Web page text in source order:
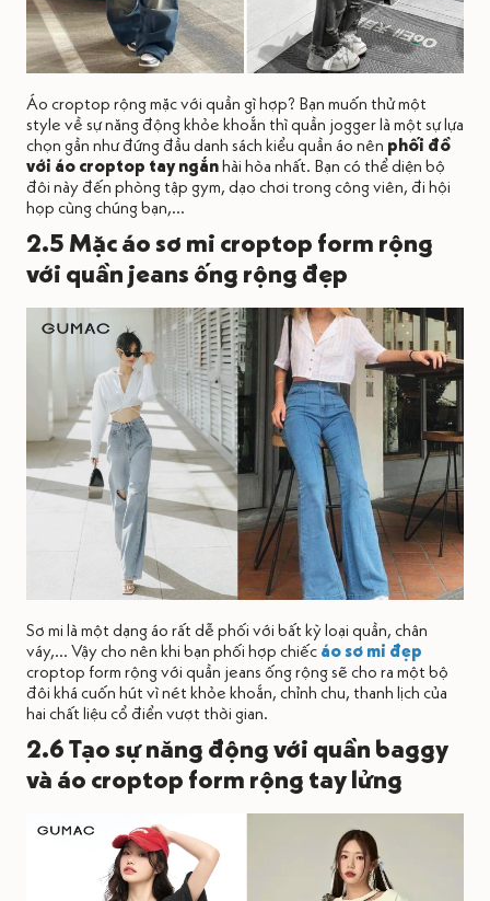
Áo croptop rộng mặc với quần gì hợp? Bạn muốn thử một
style về sự năng động khỏe khoắn thì quần jogger là một sự lựa
chọn gần như đứng đầu danh sách kiểu quần áo nên phối đồ
với áo croptop tay ngắnhài hòa nhất. Bạn có thể diện bộ
đôi này đến phòng tập gym, dạo chơi trong công viên, đi hội
họp cùng chúng bạn,...
2.5 Mặc áo sơ mi croptop form rộng
với quần jeans ống rộng đẹp
Sơ mi là một dạng áo rất dễ phối với bất kỳ loại quần, chân
váy,... Vậy cho nên khi bạn phối hợp chiếc áo sơ mi đẹp
croptop form rộng với quần jeans ống rộng sẽ cho ra một bộ
đôi khá cuốn hút vì nét khỏe khoắn, chỉnh chu, thanh lịch của
hai chất liệu cổ điển vượt thời gian.
2.6 Tạo sự năng động với quần baggy
và áo croptop form rộng tay lửng